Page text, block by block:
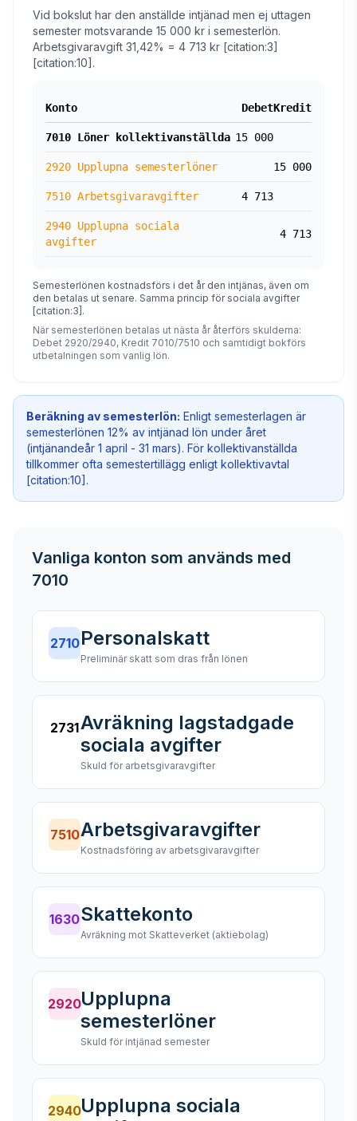
Vid bokslut har den anställde intjänad men ej uttagen
semester motsvarande 15 000 kr i semesterlön.
Arbetsgivaravgift 31,42% = 4 713 kr [citation:3]
[citation:10].
Konto DebetKredit
7010 Löner kollektivanställda 15 000
2920 Upplupna semesterlöner 15 000
7510 Arbetsgivaravgifter 4 713
2940 Upplupna sociala
avgifter
4 713
Semesterlönen kostnadsförs i det år den intjänas, även om
den betalas ut senare. Samma princip för sociala avgifter
[citation:3].
När semesterlönen betalas ut nästa år återförs skulderna:
Debet 2920/2940, Kredit 7010/7510 och samtidigt bokförs
utbetalningen som vanlig lön.
Beräkning av semesterlön: Enligt semesterlagen är
semesterlönen 12% av intjänad lön under året
(intjänandeår 1 april - 31 mars). För kollektivanställda
tillkommer ofta semestertillägg enligt kollektivavtal
[citation:10].
Vanliga konton som används med
7010
2710Personalskatt
Preliminär skatt som dras från lönen
2731Avräkning lagstadgade
sociala avgifter
Skuld för arbetsgivaravgifter
7510Arbetsgivaravgifter
Kostnadsföring av arbetsgivaravgifter
1630Skattekonto
Avräkning mot Skatteverket (aktiebolag)
2920Upplupna
semesterlöner
Skuld för intjänad semester
2940Upplupna sociala